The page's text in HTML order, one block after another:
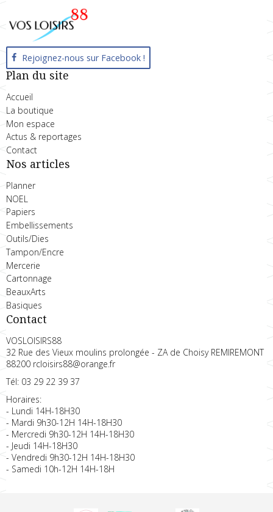
Rejoignez-nous sur Facebook !
Plan du site
Accueil
La boutique
Mon espace
Actus & reportages
Contact
Nos articles
Planner
NOEL
Papiers
Embellissements
Outils/Dies
Tampon/Encre
Mercerie
Cartonnage
BeauxArts
Basiques
Contact
VOSLOISIRS88
32 Rue des Vieux moulins prolongée - ZA de Choisy REMIREMONT
88200 rcloisirs88@orange.fr
Tél: 03 29 22 39 37
Horaires:
- Lundi 14H-18H30
- Mardi 9h30-12H 14H-18H30
- Mercredi 9h30-12H 14H-18H30
- Jeudi 14H-18H30
- Vendredi 9h30-12H 14H-18H30
- Samedi 10h-12H 14H-18H